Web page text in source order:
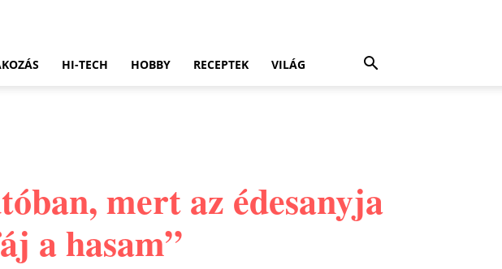
HI-TECH HOBBY RECEPTEK VILÁG
mert az édesanyja
a hasam”